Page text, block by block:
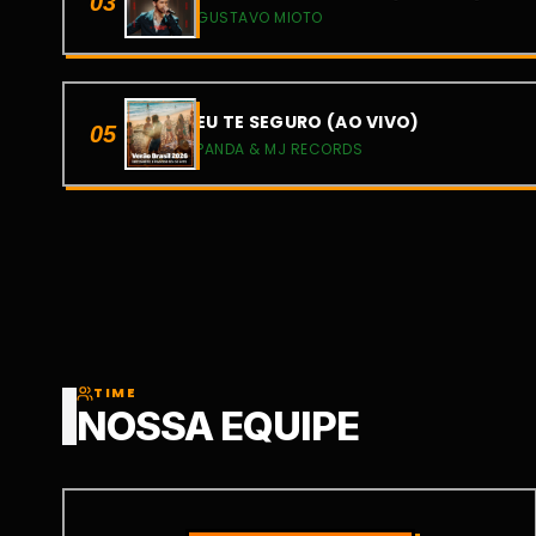
GUSTAVO MIOTO
05 EU TE SEGURO (AO VIVO)
PANDA & MJ RECORDS
TIME
NOSSA EQUIPE